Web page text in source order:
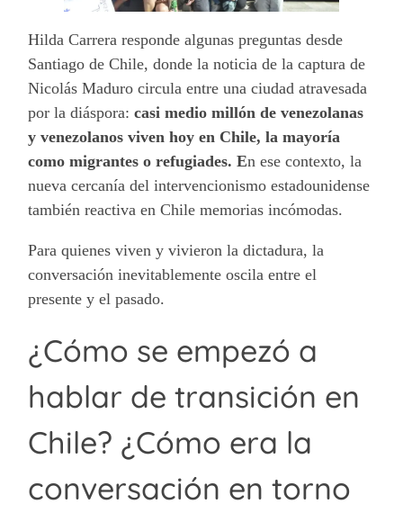
Hilda Carrera responde algunas preguntas desde
Santiago de Chile, donde la noticia de la captura de
Nicolás Maduro circula entre una ciudad atravesada
por la diáspora:casi medio millón de venezolanas
y venezolanos viven hoy en Chile, la mayoría
como migrantes o refugiades. En ese contexto, la
nueva cercanía del intervencionismo estadounidense
también reactiva en Chile memorias incómodas.
Para quienes viven y vivieron la dictadura, la
conversación inevitablemente oscila entre el
presente y el pasado.
¿Cómo se empezó a
hablar de transición en
Chile? ¿Cómo era la
conversación en torno